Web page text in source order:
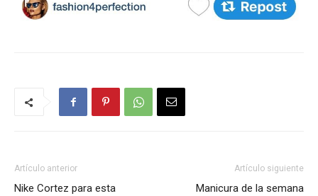
Artículo anterior
Nike Cortez para esta
Artículo siguiente
Manicura de la semana